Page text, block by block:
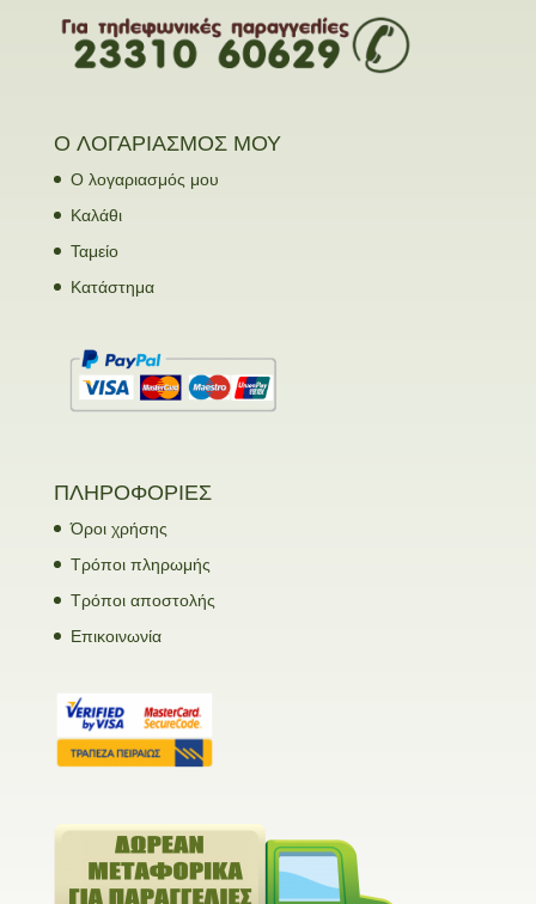
Ο ΛΟΓΑΡΙΑΣΜΟΣ ΜΟΥ
Ο λογαριασμός μου
Καλάθι
Ταμείο
Κατάστημα
ΠΛΗΡΟΦΟΡΙΕΣ
Όροι χρήσης
Τρόποι πληρωμής
Τρόποι αποστολής
Επικοινωνία